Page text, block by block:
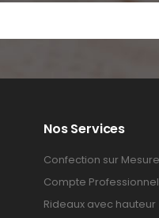
Nos Services
Confection sur Mesure
Compte Professionnel
Rideaux avec hauteur